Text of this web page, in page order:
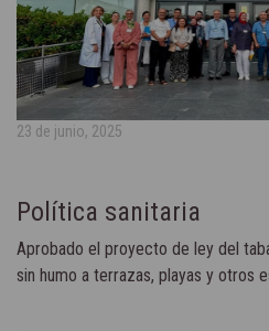
23 de junio, 2025
Política sanitaria
Aprobado el proyecto de ley del
sin humo a terrazas, playas y otros